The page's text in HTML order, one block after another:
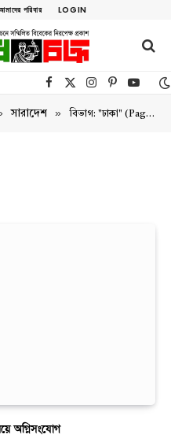
পরিবার LOGIN
Facebook
X (Twitter)Instagram
Pinterest
সারাদেশ » বিভাগ: "ঢাকা" (Page 7)
অগ্নিসংযোগ